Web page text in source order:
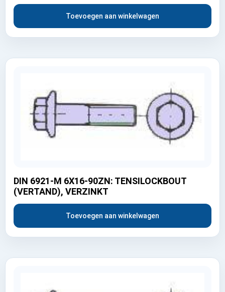
Toevoegen aan winkelwagen
DIN 6921-M 6X16-90ZN: TENSILOCKBOUT
(VERTAND), VERZINKT
Toevoegen aan winkelwagen